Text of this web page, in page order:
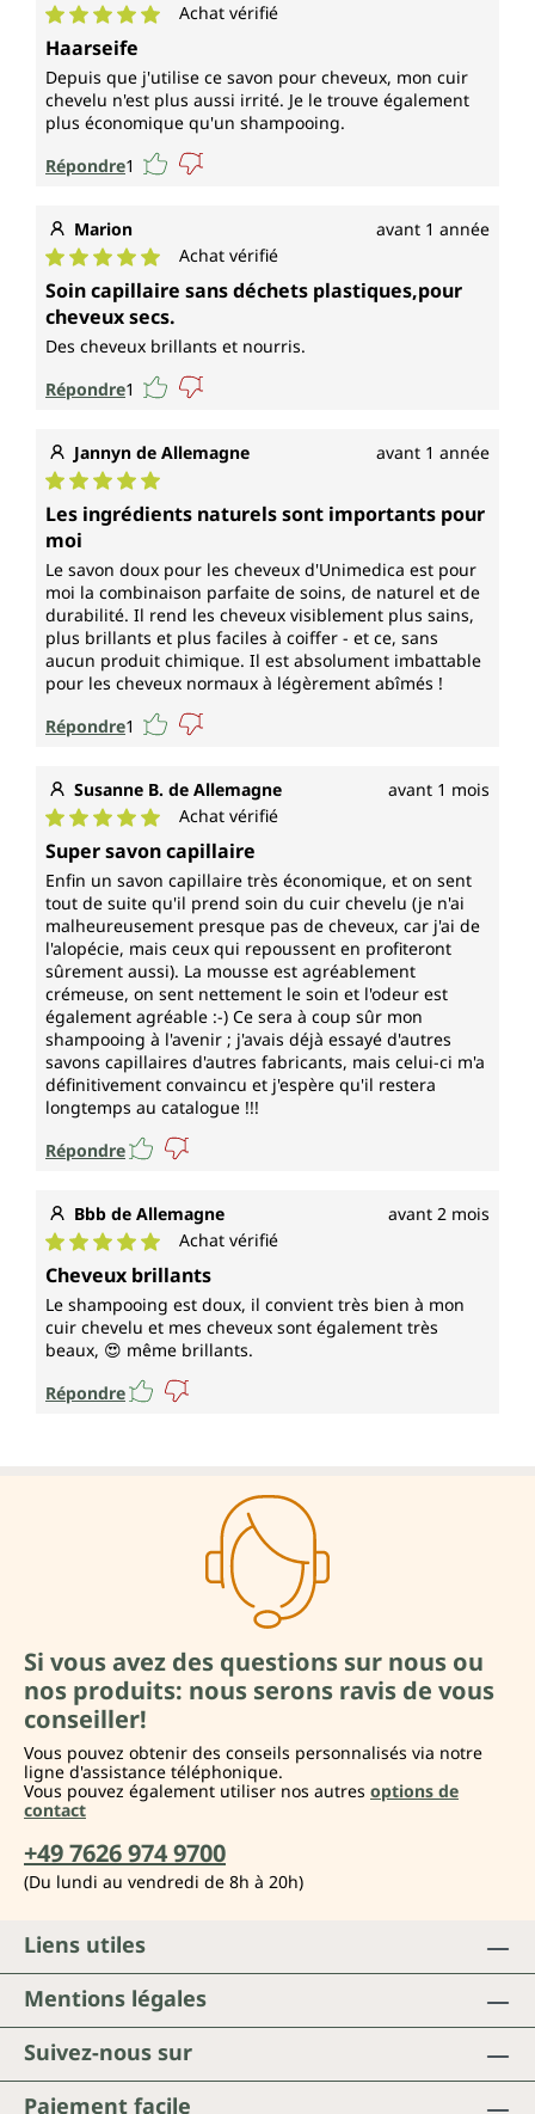
Note moyenne de 5 sur 5 étoiles
Achat vérifié
Haarseife
Depuis que j'utilise ce savon pour cheveux, mon cuir
chevelu n'est plus aussi irrité. Je le trouve également
plus économique qu'un shampooing.
Répondre1
Marion avant 1 année
Note moyenne de 5 sur 5 étoiles
Achat vérifié
Soin capillaire sans déchets plastiques,pour
cheveux secs.
Des cheveux brillants et nourris.
Répondre1
Jannyn de Allemagne avant 1 année
Note moyenne de 5 sur 5 étoiles
Les ingrédients naturels sont importants pour
moi
Le savon doux pour les cheveux d'Unimedica est pour
moi la combinaison parfaite de soins, de naturel et de
durabilité. Il rend les cheveux visiblement plus sains,
plus brillants et plus faciles à coiffer - et ce, sans
aucun produit chimique. Il est absolument imbattable
pour les cheveux normaux à légèrement abîmés !
Répondre1
Susanne B. de Allemagne avant 1 mois
Note moyenne de 5 sur 5 étoiles
Achat vérifié
Super savon capillaire
Enfin un savon capillaire très économique, et on sent
tout de suite qu'il prend soin du cuir chevelu (je n'ai
malheureusement presque pas de cheveux, car j'ai de
l'alopécie, mais ceux qui repoussent en profiteront
sûrement aussi). La mousse est agréablement
crémeuse, on sent nettement le soin et l'odeur est
également agréable :-) Ce sera à coup sûr mon
shampooing à l'avenir ; j'avais déjà essayé d'autres
savons capillaires d'autres fabricants, mais celui-ci m'a
définitivement convaincu et j'espère qu'il restera
longtemps au catalogue !!!
Répondre
Bbb de Allemagne avant 2 mois
Note moyenne de 5 sur 5 étoiles
Achat vérifié
Cheveux brillants
Le shampooing est doux, il convient très bien à mon
cuir chevelu et mes cheveux sont également très
beaux, 😍 même brillants.
Répondre
Si vous avez des questions sur nous ou
nos produits: nous serons ravis de vous
conseiller!
Vous pouvez obtenir des conseils personnalisés via notre
ligne d'assistance téléphonique.
Vous pouvez également utiliser nos autres options de
contact
+49 7626 974 9700
(Du lundi au vendredi de 8h à 20h)
Suivez-nous sur
Paiement facile
Liens utiles
Mentions légales